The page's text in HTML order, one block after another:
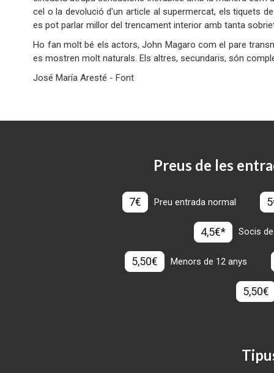
cel o la devolució d'un article al supermercat, els tiquets
es pot parlar millor del trencament interior amb tanta
Ho fan molt bé els actors, John Magaro com el pare
es mostren molt naturals. Els altres, secundaris,
José María Aresté - Font
Preus de les
7€ Preu entrada normal
4,5€* Socis
5,50€ Menors de 12 anys
5,50€